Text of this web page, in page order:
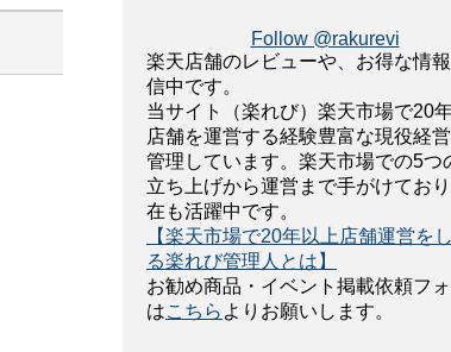
Follow @rakurevi
楽天店舗のレビューや、お得な情
信中です。
当サイト（楽れび）楽天市場で20
店舗を運営する経験豊富な現役経
管理しています。楽天市場での5つ
立ち上げから運営まで手がけてお
在も活躍中です。
【楽天市場で20年以上店舗運営を
る楽れび管理人とは】
お勧め商品・イベント掲載依頼フ
はこちら よりお願いします。